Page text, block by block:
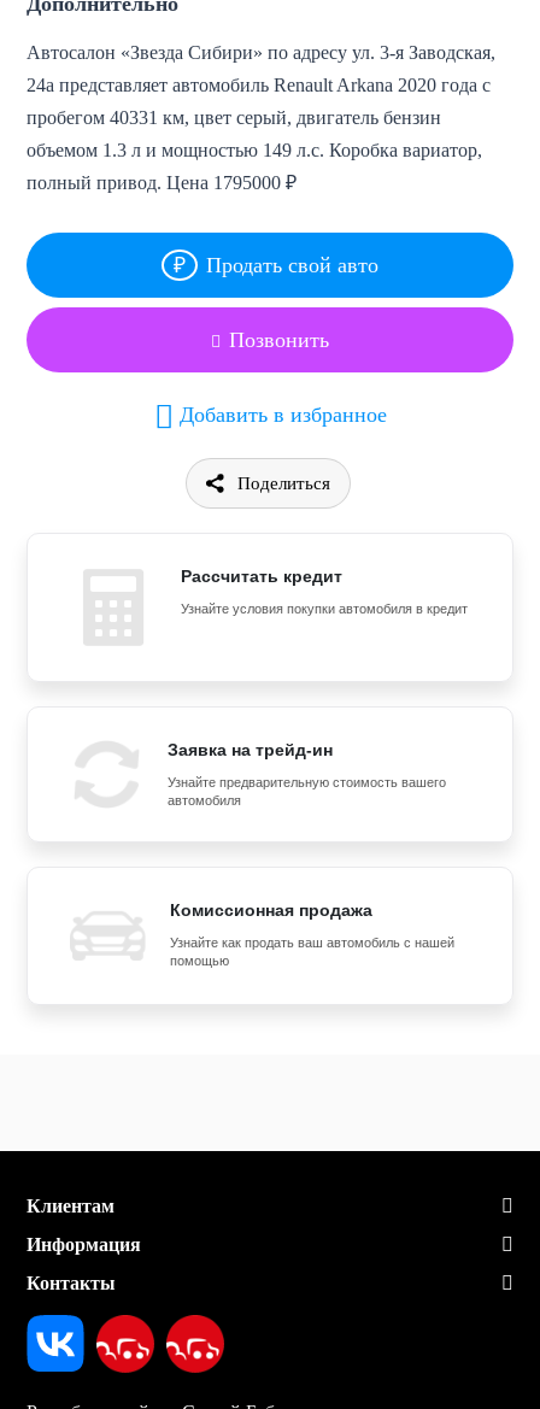
Автосалон «Звезда Сибири» по адресу ул. 3-я Заводская,
24а представляет автомобиль Renault Arkana 2020 года с
пробегом 40331 км, цвет серый, двигатель бензин
объемом 1.3 л и мощностью 149 л.с. Коробка вариатор,
полный привод. Цена 1795000 ₽
Продать свой авто
Позвонить
Добавить в избранное
Поделиться
Рассчитать кредит
Узнайте условия покупки автомобиля в кредит
Заявка на трейд-ин
Узнайте предварительную стоимость вашего
автомобиля
Комиссионная продажа
Узнайте как продать ваш автомобиль с нашей
помощью
Клиентам
Информация
Контакты